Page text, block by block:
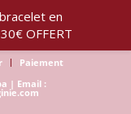
Paiement
| Email :
en
OFFERT